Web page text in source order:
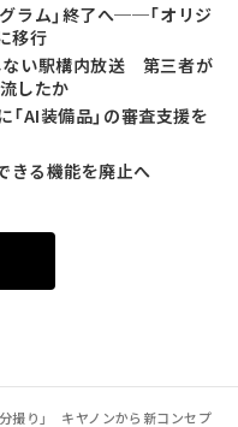
ラム」終了へ──「オリジ
移行
ない駅構内放送 第三者が
したか
AI装備品」の審査支援を
きる機能を廃止へ
分撮り」 キヤノンから新コンセプ